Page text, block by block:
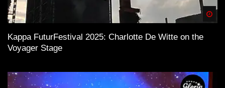
Kappa FuturFestival 2025: Charlotte De Witte on the
Voyager Stage